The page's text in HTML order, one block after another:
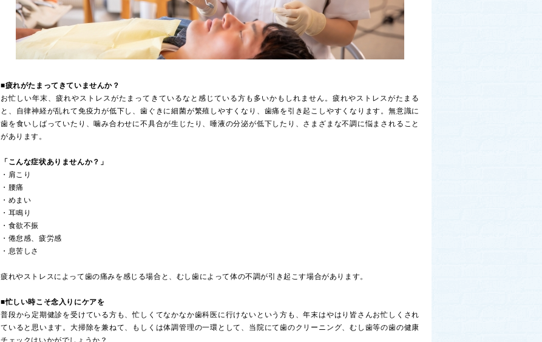
■疲れがたまってきていませんか？
お忙しい年末、疲れやストレスがたまってきているなと感じている方も多いかもしれません。疲れやストレスがたまる
と、自律神経が乱れて免疫力が低下し、歯ぐきに細菌が繁殖しやすくなり、歯痛を引き起こしやすくなります。無意識に
歯を食いしばっていたり、噛み合わせに不具合が生じたり、唾液の分泌が低下したり、さまざまな不調に悩まされること
があります。
「こんな症状ありませんか？」
・肩こり
・腰痛
・めまい
・耳鳴り
・食欲不振
・倦怠感、疲労感
・息苦しさ
疲れやストレスによって歯の痛みを感じる場合と、むし歯によって体の不調が引き起こす場合があります。
■忙しい時こそ念入りにケアを
普段から定期健診を受けている方も、忙しくてなかなか歯科医に行けないという方も、年末はやはり皆さんお忙しくされ
ていると思います。大掃除を兼ねて、もしくは体調管理の一環として、当院にて歯のクリーニング、むし歯等の歯の健康
チェックはいかがでしょうか？